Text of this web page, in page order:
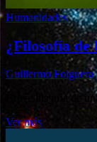
Humanidades
¿Filosofía de
Guillermo Folguera
Breve historia de
Ver más